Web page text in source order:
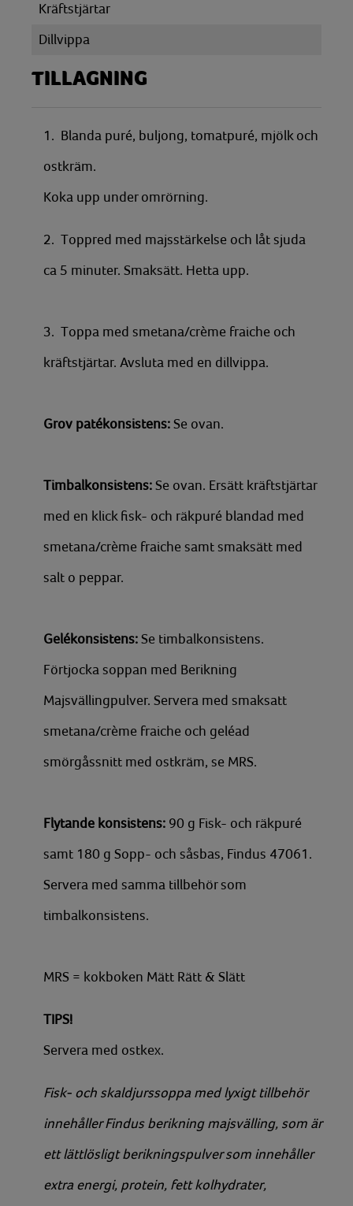
Kräftstjärtar
Dillvippa
TILLAGNING
1. Blanda puré, buljong, tomatpuré, mjölk och
ostkräm.
Koka upp under omrörning.
2. Toppred med majsstärkelse och låt sjuda
ca 5 minuter. Smaksätt. Hetta upp.
3. Toppa med smetana/crème fraiche och
kräftstjärtar. Avsluta med en dillvippa.
Grov patékonsistens: Se ovan.
Timbalkonsistens: Se ovan. Ersätt kräftstjärtar
med en klick fisk- och räkpuré blandad med
smetana/crème fraiche samt smaksätt med
salt o peppar.
Gelékonsistens: Se timbalkonsistens.
Förtjocka soppan med Berikning
Majsvällingpulver. Servera med smaksatt
smetana/crème fraiche och geléad
smörgåssnitt med ostkräm, se MRS.
Flytande konsistens: 90 g Fisk- och räkpuré
samt 180 g Sopp- och såsbas, Findus 47061.
Servera med samma tillbehör som
timbalkonsistens.
MRS = kokboken Mätt Rätt & Slätt
TIPS!
Servera med ostkex.
Fisk- och skaldjurssoppa med lyxigt tillbehör
innehåller Findus berikning majsvälling, som är
ett lättlösligt berikningspulver som innehåller
extra energi, protein, fett kolhydrater,